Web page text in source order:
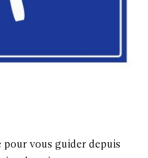
vous guider depuis